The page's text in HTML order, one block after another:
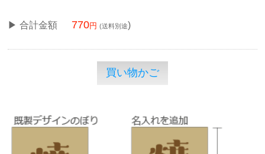
合計金額 770 (送料別途)